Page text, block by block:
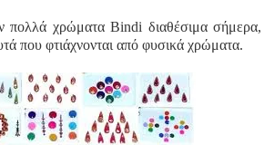
πολλά χρώματα Bindi διαθέσιμα σήμερα,
που φτιάχνονται από φυσικά χρώματα.